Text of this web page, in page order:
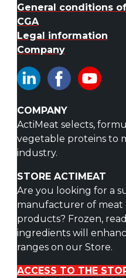
General conditions
CGA
Legal information
Company
COMPANY
ActiMeat selects,
vegetable proteins to
industry.
STORE ACTIMEAT
Are you looking for a
manufacturer of
products? Frozen,
ingredients will
ranges on our Store.
ACCESS TO THE